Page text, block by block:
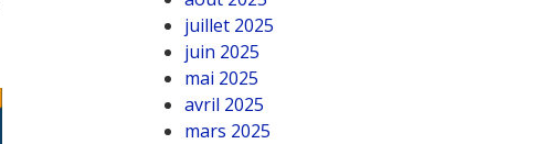
juillet 2025
juin 2025
mai 2025
avril 2025
mars 2025